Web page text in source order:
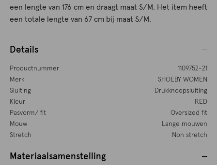
een lengte van 176 cm en draagt maat S/M. Het item heeft
een totale lengte van 67 cm bij maat S/M.
Details
Productnummer
1109752-21
Merk
SHOEBY WOMEN
Sluiting
Drukknoopsluiting
Kleur
RED
Pasvorm/ fit
Oversized fit
Mouw
Lange mouwen
Stretch
Non stretch
Materiaalsamenstelling